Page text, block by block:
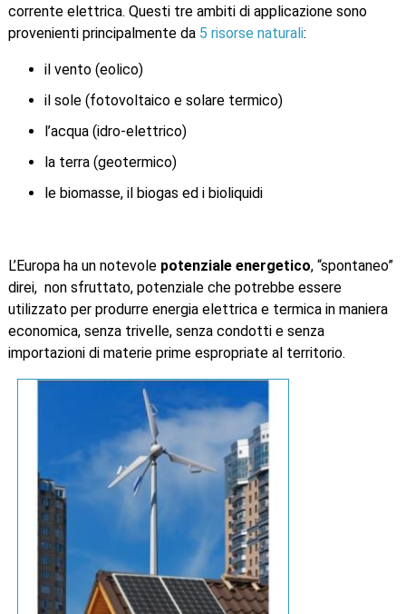
corrente elettrica. Questi tre ambiti di applicazione sono
provenienti principalmente da 5 risorse naturali:
il vento (eolico)
il sole (fotovoltaico e solare termico)
l’acqua (idro-elettrico)
la terra (geotermico)
le biomasse, il biogas ed i bioliquidi
L’Europa ha un notevole potenziale energetico, “spontaneo”
direi, non sfruttato, potenziale che potrebbe essere
utilizzato per produrre energia elettrica e termica in maniera
economica, senza trivelle, senza condotti e senza
importazioni di materie prime espropriate al territorio.